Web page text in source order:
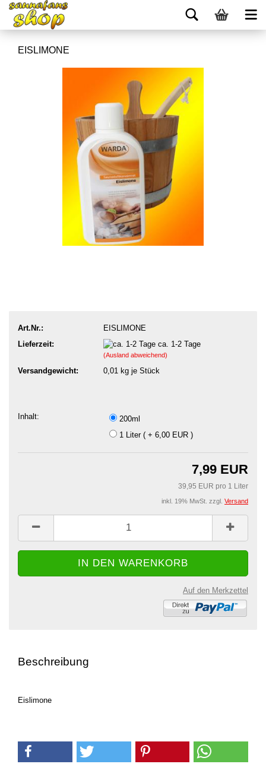
EISLIMONE
Art.Nr.:
EISLIMONE
Lieferzeit:
ca. 1-2 Tage
(Ausland abweichend)
Versandgewicht: 0,01 kg je Stück
Inhalt:
200ml
1 Liter ( + 6,00 EUR )
7,99 EUR
39,95 EUR pro 1 Liter
inkl. 19% MwSt. zzgl. Versand
Auf den Merkzettel
Beschreibung
Eislimone